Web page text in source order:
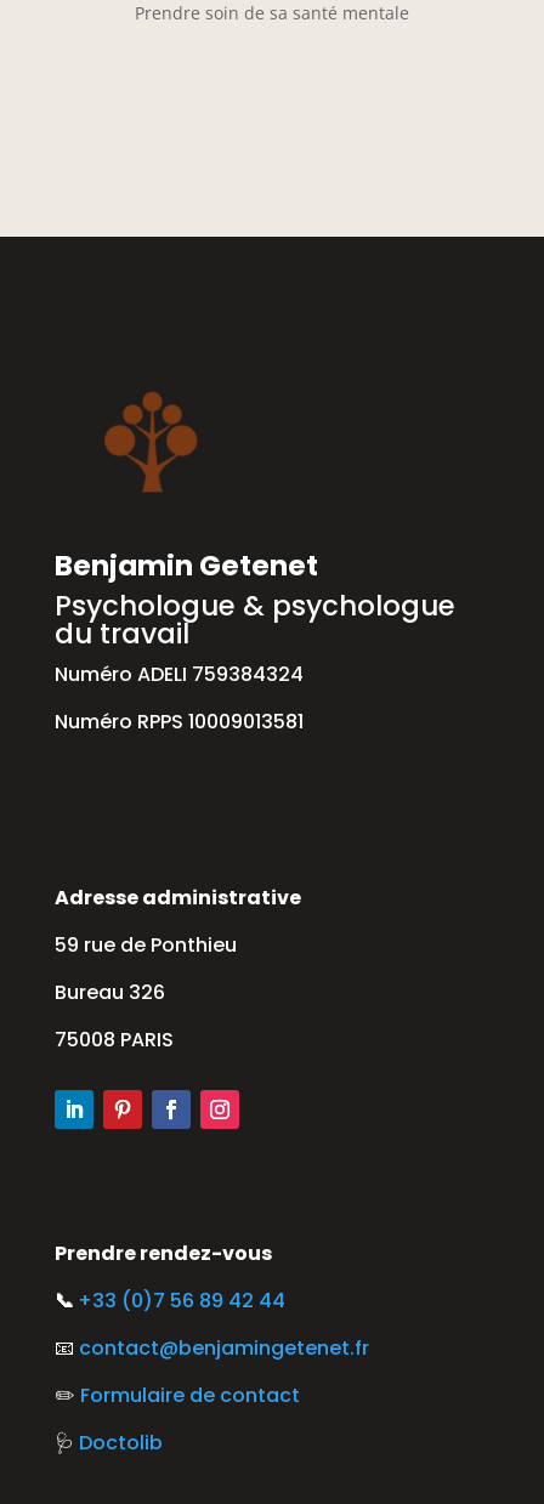
Prendre soin de sa santé mentale
Benjamin Getenet
Psychologue & psychologue
du travail
Numéro ADELI 759384324
Numéro RPPS 10009013581
Adresse administrative
59 rue de Ponthieu
Bureau 326
75008 PARIS
Prendre rendez-vous
📞 +33 (0)7 56 89 42 44
📧 contact@benjamingetenet.fr
✏️ Formulaire de contact
🩺 Doctolib